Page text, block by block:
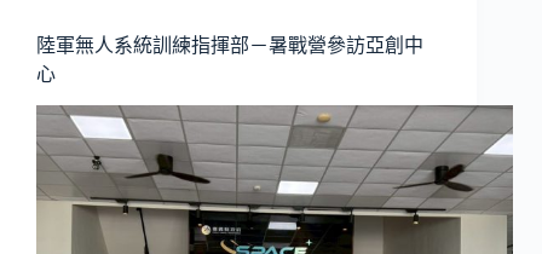
陸軍無人系統訓練指揮部－暑戰營參訪亞創中
心